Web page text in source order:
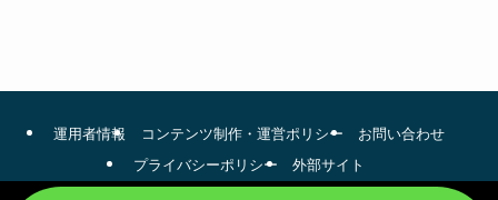
運用者情報 コンテンツ制作・運営ポリシー
お問い合わせ
プライバシーポリシー
外部サイト